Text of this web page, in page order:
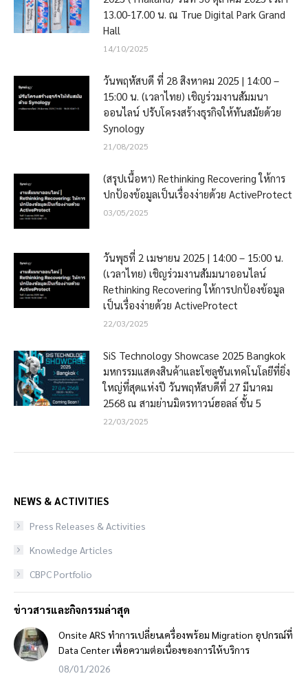
13.00-17.00 น. ณ True Digital Park Grand
Hall
14/10/2025
วันพฤหัสบดี ที่ 28 สิงหาคม 2025 | 14:00 –
15:00 น. (เวลาไทย) เชิญร่วมงานสัมมนา
ออนไลน์ ปรับโครงสร้างธุรกิจให้ทันสมัยด้วย
Synology
21/08/2025
(สรุปเนื้อหา) Rethinking Recovering ให้การ
ปกป้องข้อมูลเป็นเรื่องง่ายด้วย ActiveProtect
03/05/2025
วันพุธที่ 2 เมษายน 2025 | 14:00 – 15:00 น.
(เวลาไทย) เชิญร่วมงานสัมมนาออนไลน์
Rethinking Recovering ให้การปกป้องข้อมูล
เป็นเรื่องง่ายด้วย ActiveProtect
22/03/2025
SiS Technology Showcase 2025 Bangkok
มหกรรมแสดงสินค้าและโซลูชันเทคโนโลยีที่ยิ่ง
ใหญ่ที่สุดแห่งปี วันพฤหัสบดีที่ 27 มีนาคม
2568 ณ สามย่านมิตรทาวน์ฮอลล์ ชั้น 5
22/03/2025
NEWS & ACTIVITIES
Press Releases & Activities
Knowledge Articles
CBPC Portfolio
ข่าวสารและกิจกรรมล่าสุด
Onsite ARS ทำการเปลี่ยนเครื่องพร้อม Migration อุปกรณ์ที่
Data Center เพื่อความต่อเนื่องของการให้บริการ
08/01/2026